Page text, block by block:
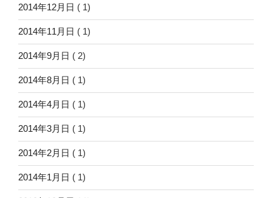
2014年12月日 ( 1)
2014年11月日 ( 1)
2014年9月日 ( 2)
2014年8月日 ( 1)
2014年4月日 ( 1)
2014年3月日 ( 1)
2014年2月日 ( 1)
2014年1月日 ( 1)